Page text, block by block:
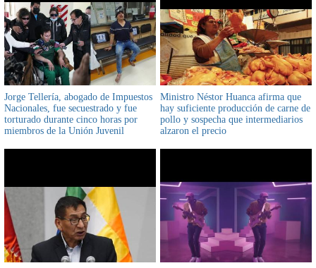
Jorge Tellería, abogado de Impuestos
Nacionales, fue secuestrado y fue
torturado durante cinco horas por
miembros de la Unión Juvenil
Ministro Néstor Huanca afirma que
hay suficiente producción de carne de
pollo y sospecha que intermediarios
alzaron el precio